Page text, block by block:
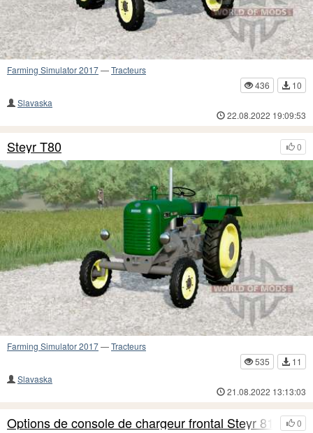
Farming Simulator 2017—Tracteurs
436
10
Slavaska
22.08.2022 19:09:53
0
Steyr T80
Farming Simulator 2017—Tracteurs
535
11
Slavaska
21.08.2022 13:13:03
0
Options de console de chargeur frontal Steyr 810